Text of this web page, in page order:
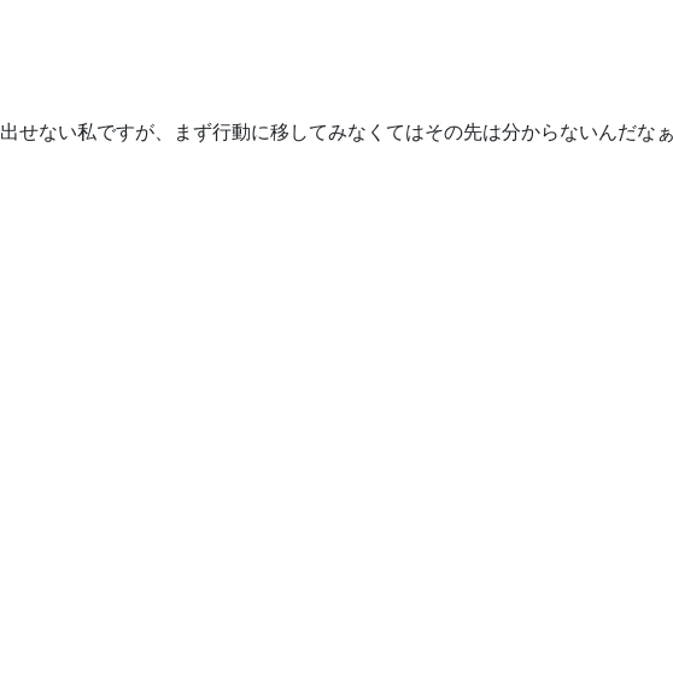
せない私ですが、まず行動に移してみなくてはその先は分からないんだな